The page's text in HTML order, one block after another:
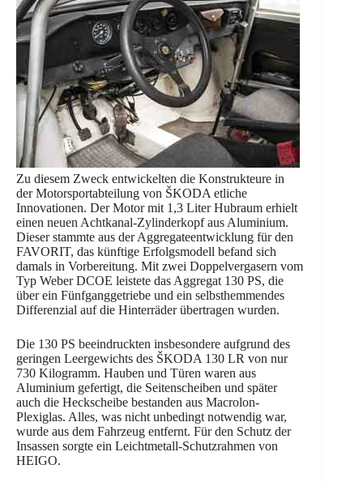
Zu diesem Zweck entwickelten die Konstrukteure in
der Motorsportabteilung von ŠKODA etliche
Innovationen. Der Motor mit 1,3 Liter Hubraum erhielt
einen neuen Achtkanal-Zylinderkopf aus Aluminium.
Dieser stammte aus der Aggregateentwicklung für den
FAVORIT, das künftige Erfolgsmodell befand sich
damals in Vorbereitung. Mit zwei Doppelvergasern vom
Typ Weber DCOE leistete das Aggregat 130 PS, die
über ein Fünfganggetriebe und ein selbsthemmendes
Differenzial auf die Hinterräder übertragen wurden.
Die 130 PS beeindruckten insbesondere aufgrund des
geringen Leergewichts des ŠKODA 130 LR von nur
730 Kilogramm. Hauben und Türen waren aus
Aluminium gefertigt, die Seitenscheiben und später
auch die Heckscheibe bestanden aus Macrolon-
Plexiglas. Alles, was nicht unbedingt notwendig war,
wurde aus dem Fahrzeug entfernt. Für den Schutz der
Insassen sorgte ein Leichtmetall-Schutzrahmen von
HEIGO.